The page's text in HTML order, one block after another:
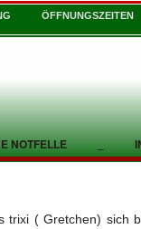
ÖFFNUNGSZEITEN
NOTFELLE _
trixi ( Gretchen) sich